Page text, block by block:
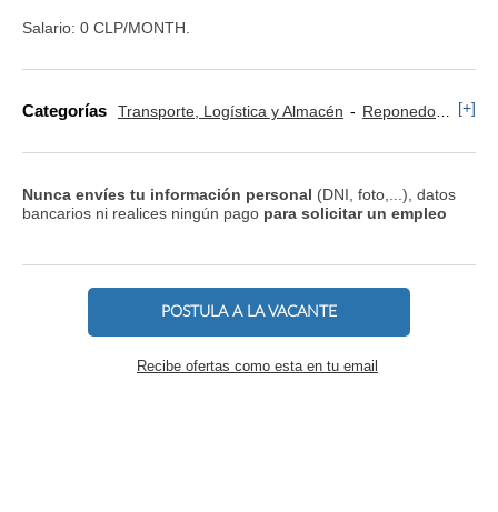
Salario: 0 CLP/MONTH.
Categorías Transporte, Logística y Almacén Reponedor y Cajero [+]
Nunca envíes tu información personal (DNI, foto,...), datos
bancarios ni realices ningún pago para solicitar un empleo
POSTULA A LA VACANTE
Recibe ofertas como esta en tu email